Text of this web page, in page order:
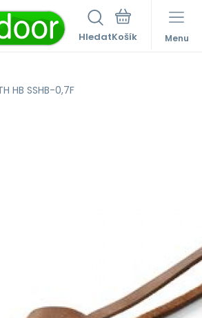
Hledat Menu
HB SSHB-0,7F